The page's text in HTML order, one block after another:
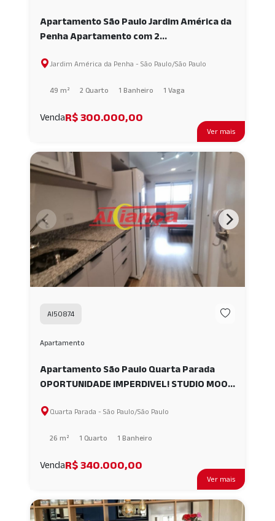
Ver mais
Apartamento São Paulo Jardim América da
Penha Apartamento com 2
Jardim América da Penha - São Paulo/São Paulo
49 m² 2 Quarto 1 Banheiro 1 Vaga
VendaR$ 300.000,00
Ver mais
AI50874
Apartamento
Apartamento São Paulo Quarta Parada
OPORTUNIDADE IMPERDIVEL! STUDIO MOOV
PAULO. AI50874
Quarta Parada - São Paulo/São Paulo
26 m² 1 Quarto 1 Banheiro
VendaR$ 340.000,00